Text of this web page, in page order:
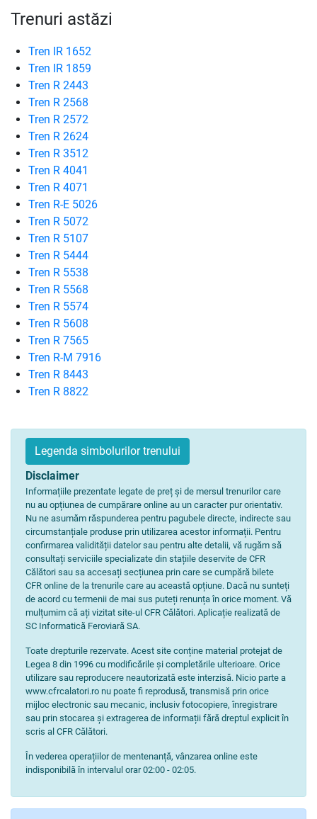
Trenuri astăzi
Tren IR 1652
Tren IR 1859
Tren R 2443
Tren R 2568
Tren R 2572
Tren R 2624
Tren R 3512
Tren R 4041
Tren R 4071
Tren R-E 5026
Tren R 5072
Tren R 5107
Tren R 5444
Tren R 5538
Tren R 5568
Tren R 5574
Tren R 5608
Tren R 7565
Tren R-M 7916
Tren R 8443
Tren R 8822
Legenda simbolurilor trenului
Disclaimer
Informațiile prezentate legate de preț și de mersul trenurilor care
nu au opțiunea de cumpărare online au un caracter pur orientativ.
Nu ne asumăm răspunderea pentru pagubele directe, indirecte sau
circumstanțiale produse prin utilizarea acestor informații. Pentru
confirmarea validității datelor sau pentru alte detalii, vă rugăm să
consultați serviciile specializate din stațiile deservite de CFR
Călători sau sa accesați secțiunea prin care se cumpără bilete
CFR online de la trenurile care au această opțiune. Dacă nu sunteți
de acord cu termenii de mai sus puteți renunța în orice moment. Vă
mulțumim că ați vizitat site-ul CFR Călători. Aplicație realizată de
SC Informatică Feroviară SA.
Toate drepturile rezervate. Acest site conține material protejat de
Legea 8 din 1996 cu modificările și completările ulterioare. Orice
utilizare sau reproducere neautorizată este interzisă. Nicio parte a
www.cfrcalatori.ro nu poate fi reprodusă, transmisă prin orice
mijloc electronic sau mecanic, inclusiv fotocopiere, înregistrare
sau prin stocarea și extragerea de informații fără dreptul explicit în
scris al CFR Călători.
În vederea operațiilor de mentenanță, vânzarea online este
indisponibilă în intervalul orar 02:00 - 02:05.